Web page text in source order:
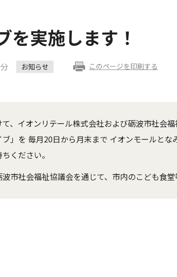
を実施します！
お知らせ このページを印刷する
、イオンリテール株式会社および砺波市社会
」を 毎月20日から月末まで イオンモールと
ください。
市社会福祉協議会を通じて、市内のこども食堂